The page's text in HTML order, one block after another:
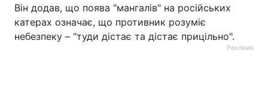
Він додав, що поява "мангалів" на російських
катерах означає, що противник розуміє
небезпеку – "туди дістає та дістає прицільно".
Реклама